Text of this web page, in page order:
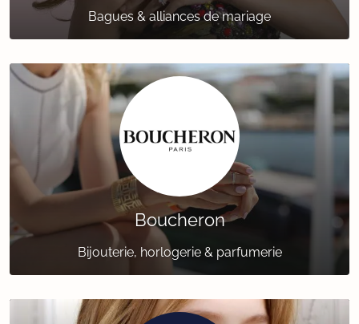
Bagues & alliances de mariage
Boucheron
Bijouterie, horlogerie & parfumerie